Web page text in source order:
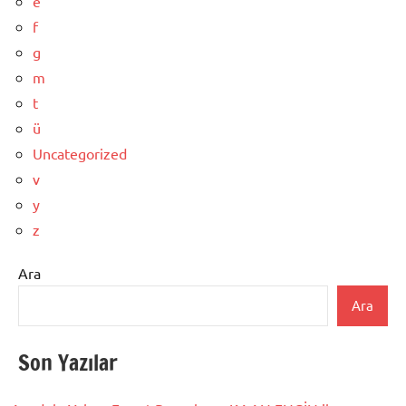
f
g
m
t
ü
Uncategorized
v
y
z
Ara
Ara
Son Yazılar